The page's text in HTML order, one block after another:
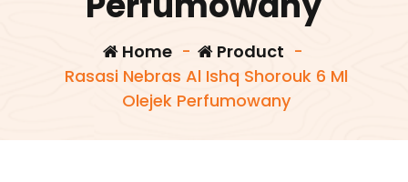
Home- Product -
Rasasi Nebras Al Ishq Shorouk 6 Ml
Olejek Perfumowany